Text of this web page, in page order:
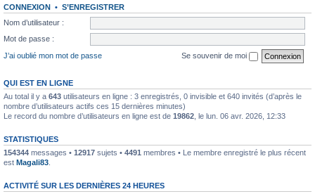
CONNEXION • S’ENREGISTRER
Nom d’utilisateur :
Mot de passe :
J’ai oublié mon mot de passe
Se souvenir de moi
QUI EST EN LIGNE
Au total il y a 643 utilisateurs en ligne : 3 enregistrés, 0 invisible et 640 invités (d’après le
nombre d’utilisateurs actifs ces 15 dernières minutes)
Le record du nombre d’utilisateurs en ligne est de 19862 , le lun. 06 avr. 2026, 12:33
STATISTIQUES
154344 messages • 12917 sujets • 4491 membres • Le membre enregistré le plus récent
est Magali83
ACTIVITÉ SUR LES DERNIÈRES 24 HEURES